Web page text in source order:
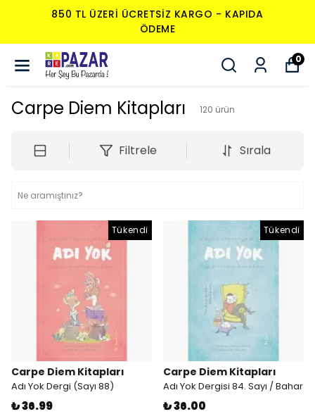
850 TL ÜZERI ÜCRETSIZ KARGO - KAPIDA
ÖDEME
0
Carpe Diem Kitapları 120 ürün
Filtrele Sırala
Tükendi
Carpe Diem Kitapları
Adı Yok Dergi (Sayı 88)
₺ 36.99
Tükendi
Carpe Diem Kitapları
Adı Yok Dergisi 84. Sayı / Bahar
₺ 36.00